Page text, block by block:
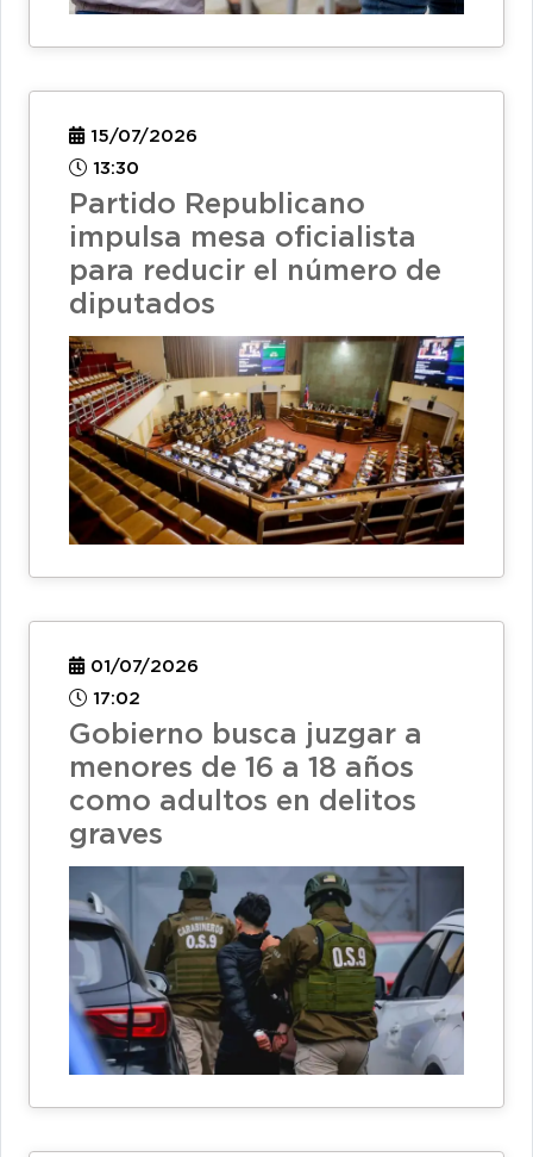
15/07/2026
13:30
Partido Republicano
impulsa mesa oficialista
para reducir el número de
diputados
01/07/2026
17:02
Gobierno busca juzgar a
menores de 16 a 18 años
como adultos en delitos
graves